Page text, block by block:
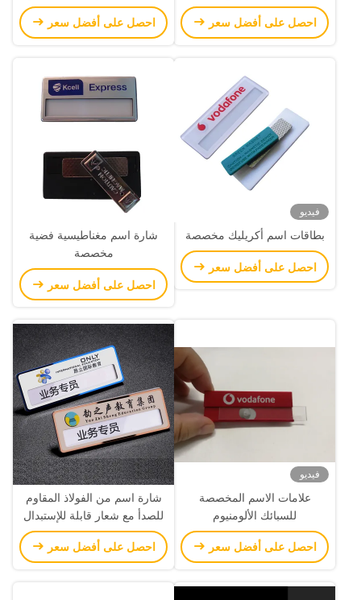
شعار
احصل على أفضل سعر
الإنترنت
احصل على أفضل سعر
فيديو
بطاقات اسم أكريليك مخصصة
احصل على أفضل سعر
شارة اسم مغناطيسية فضية
مخصصة
احصل على أفضل سعر
فيديو
علامات الاسم المخصصة
للسبائك الألومنيوم
احصل على أفضل سعر
شارة اسم من الفولاذ المقاوم
للصدأ مع شعار قابلة للإستبدال
إدراج علامة اسم مميزة
احصل على أفضل سعر